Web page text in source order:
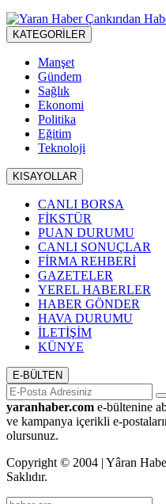
KATEGORİLER
Manşet
Gündem
Sağlık
Ekonomi
Politika
Eğitim
Teknoloji
KISAYOLLAR
CANLI BORSA
FİKSTÜR
PUAN DURUMU
CANLI SONUÇLAR
FİRMA REHBERİ
GAZETELER
YEREL HABERLER
HABER GÖNDER
HAVA DURUMU
İLETİŞİM
KÜNYE
E-BÜLTEN
yaranhaber.com e-bültenine
ve kampanya içerikli e-
olursunuz.
Copyright © 2004 | Yâran
Saklıdır.